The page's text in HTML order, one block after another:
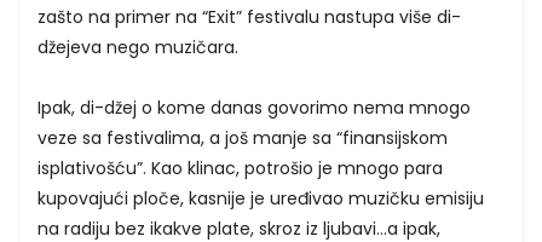
zašto na primer na “Exit” festivalu nastupa više di-
džejeva nego muzičara.
Ipak, di-džej o kome danas govorimo nema mnogo
veze sa festivalima, a još manje sa “finansijskom
isplativošću”. Kao klinac, potrošio je mnogo para
kupovajući ploče, kasnije je uređivao muzičku emisiju
na radiju bez ikakve plate, skroz iz ljubavi…a ipak,